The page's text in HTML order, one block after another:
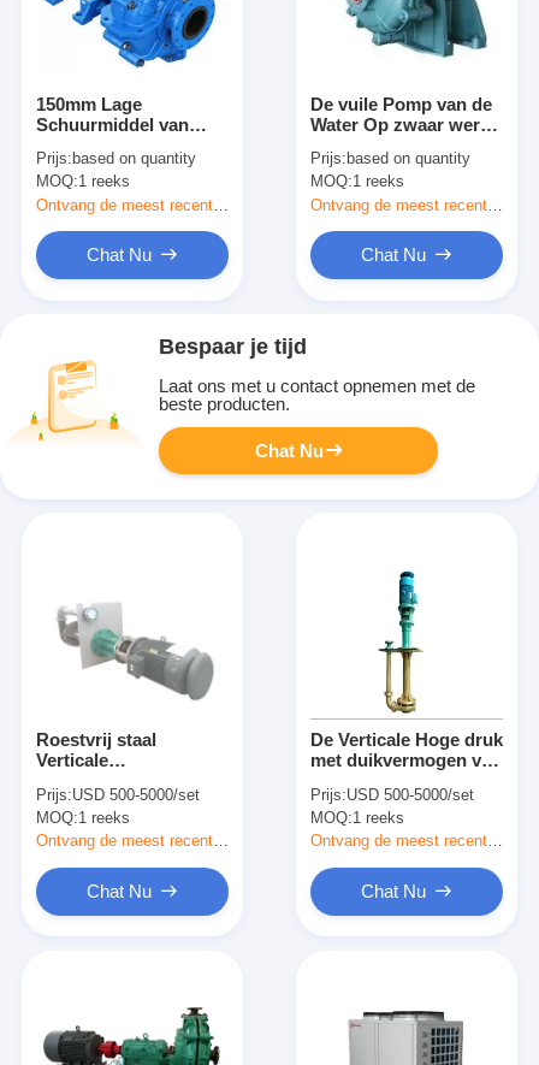
150mm Lage
Schuurmiddel van
Modelabrasive slurry
pump voor Steenkool
Prijs: based on quantity
MOQ:1 reeks
Ontvang de meest recente Prijs
Chat Nu
De vuile Pomp van de
Water Op zwaar werk
modder/Multi
Hydraulische de
Rioleringspomp van
het Stadiumcement
Prijs: based on quantity
MOQ:1 reeks
Chat Nu
Bespaar je tijd
Laat ons met u contact opnemen met de
beste producten.
Chat Nu
Roestvrij staal
Verticale
Gespleten Geval
Centrifugaalpomp
voor Zuurrijke Dunne
Prijs:USD 500-5000/set
MOQ:1 reeks
Ontvang de meest recente Prijs
Chat Nu
De Verticale Hoge druk
met duikvermogen van
Multistadium voor
Industrieel
Prijs:USD 500-5000/set
MOQ:1 reeks
Ontvang de meest recente Prijs
Chat Nu